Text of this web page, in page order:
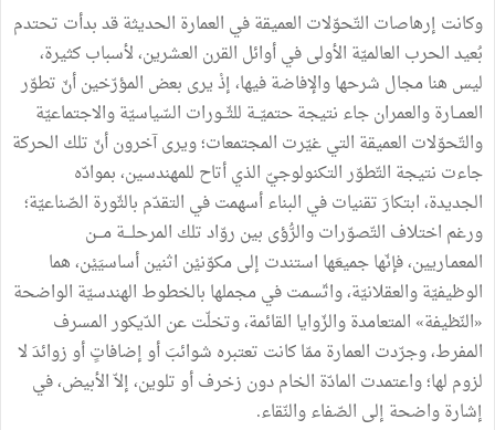
وكانت إرهاصات التّحوّلات العميقةفي العمارة الحديثةقدبدأت تحتدم
بُعيدالحرب العالميّة الأولىفيأوائل القرن العشرين،لأسبابكثيرة،
ليس هنامجال شرحهاوالإفاضةفيها،إذْيرى بعض المؤرّخينأنّ تطوّر
العمــارةوالعمرانجاء نتيجةحتميّــة للثّــورات السّياسيّةوالاجتماعيّة
والتّحوّلات العميقة التيغيّرت المجتمعات؛ويرىآخرونأنّ تلك الحركة
جاءت نتيجة التّطوّرالتكنولوجيّ الذيأتاح للمهندسين،بموادّه
الجديدة،ابتكارَتقنياتفي البناءأسهمتفي التقدّم بالثّورة الصّناعيّة؛
ورغم اختلاف التّصوّراتوالرُّؤى بين روّادتلك المرحلـــةمـــن
المعمـاريين،فإنّهاجميعَها استندت إلىمكوّنيْن اثنينأساسيَيْن،هما
الوظيفيّةوالعقلانيّة،واتّسمتفيمجملها بالخطوط الهندسيّة الواضحة
«النّظيفة» المتعامدةوالزّوايا القائمة،وتخلّتعن الدّيكورالمسرف
المفرط،وجرّدت العمارةممّاكانت تعتبره شوائبَأوإضافاتٍأوزوائدَلا
لزوم لها؛واعتمدت المادّة الخامدون زخرفأوتلوين،إلاّالأبيض،في
إشارةواضحة إلى الصّفاءوالنّقاء.